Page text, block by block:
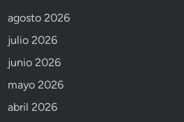
agosto 2026
julio 2026
junio 2026
mayo 2026
abril 2026